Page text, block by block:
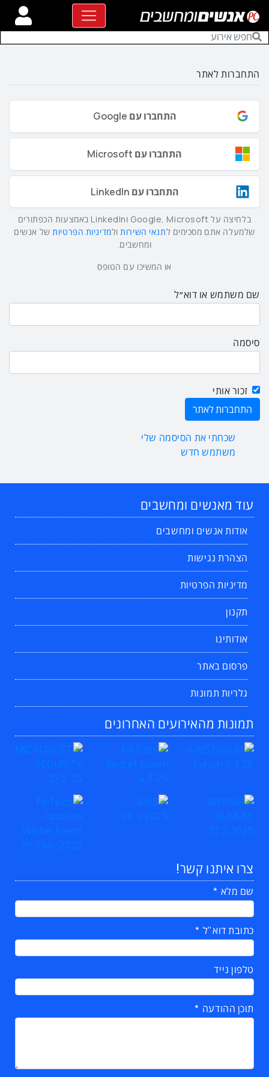
התחברות לאתר
התחברו עם Google
התחברו עם Microsoft
התחברו עם LinkedIn
בלחיצה על Google, Microsoft וLinkedIn באמצעות הכפתורים
שלמעלה אתם מסכימים לתנאי השירותולמדיניות הפרטיותשל אנשים
ומחשבים.
או המשיכו עם הטופס
שם משתמש או דוא״ל
סיסמה
זכור אותי
שכחתי את הסיסמה שלי
משתמש חדש
עוד מאנשים ומחשבים
אודות אנשים ומחשבים
הצהרת נגישות
מדיניות הפרטיות
תקנון
אודותינו
פרסום באתר
גלריות תמונות
תמונות מהאירועים האחרונים
צרו איתנו קשר!
שם מלא
כתובת דוא"ל
טלפון נייד
תוכן ההודעה